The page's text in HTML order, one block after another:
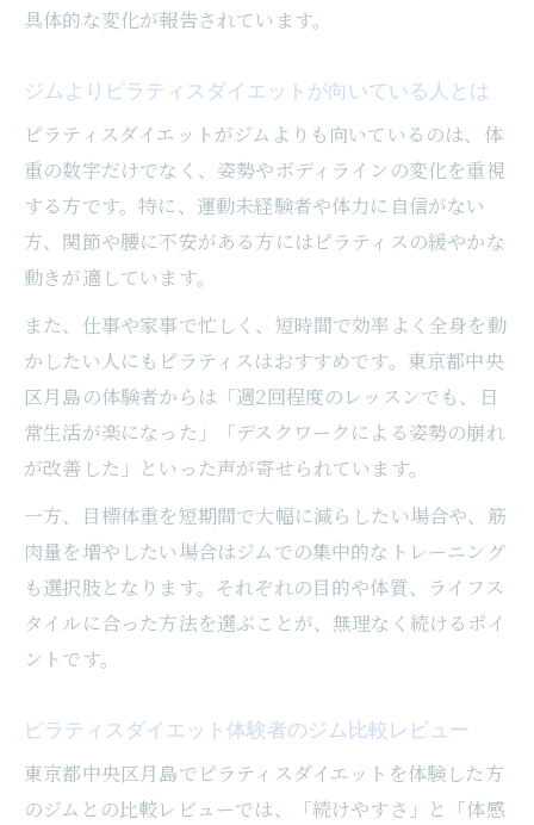
具体的な変化が報告されています。
ジムよりピラティスダイエットが向いている人とは
ピラティスダイエットがジムよりも向いているのは、体
重の数字だけでなく、姿勢やボディラインの変化を重視
する方です。特に、運動未経験者や体力に自信がない
方、関節や腰に不安がある方にはピラティスの緩やかな
動きが適しています。
また、仕事や家事で忙しく、短時間で効率よく全身を動
かしたい人にもピラティスはおすすめです。東京都中央
区月島の体験者からは「週2回程度のレッスンでも、日
常生活が楽になった」「デスクワークによる姿勢の崩れ
が改善した」といった声が寄せられています。
一方、目標体重を短期間で大幅に減らしたい場合や、筋
肉量を増やしたい場合はジムでの集中的なトレーニング
も選択肢となります。それぞれの目的や体質、ライフス
タイルに合った方法を選ぶことが、無理なく続けるポイ
ントです。
ピラティスダイエット体験者のジム比較レビュー
東京都中央区月島でピラティスダイエットを体験した方
のジムとの比較レビューでは、「続けやすさ」と「体感